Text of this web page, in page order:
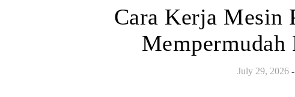
Cara Kerja Mesin
Mempermudah
July 29, 2026